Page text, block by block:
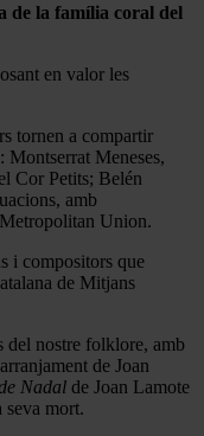
de la família coral del
en valor les
tornen a compartir
Montserrat Meneses,
Cor Petits; Belén
amb
Union.
i compositors que
de Mitjans
del nostre folklore, amb
de Joan
Nadal de Joan Lamote
seva mort.